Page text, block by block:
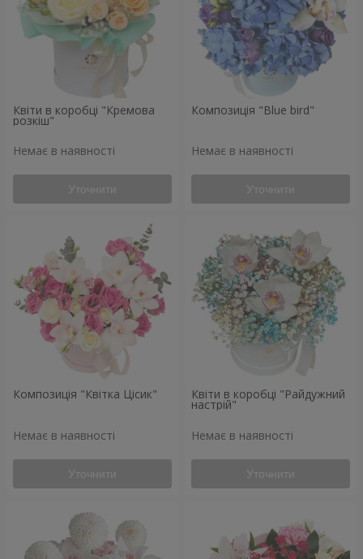
Квіти в коробці "Кремова
розкіш"
Немає в наявності
Уточнити
Композиція "Blue bird"
Немає в наявності
Уточнити
Композиція "Квітка Цісик"
Немає в наявності
Уточнити
Квіти в коробці "Райдужний
настрій"
Немає в наявності
Уточнити